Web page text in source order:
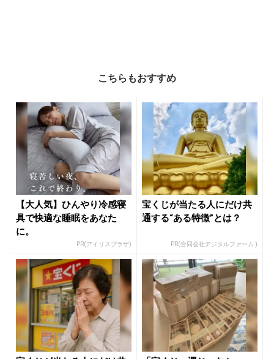
こちらもおすすめ
【大人気】ひんやり冷感寝
具で快適な睡眠をあなた
に。
PR(アイリスプラザ)
宝くじが当たる人にだけ共
通する“ある特徴”とは？
PR(合同会社デジタルファーム )